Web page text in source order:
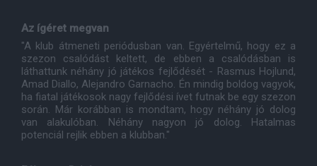
Az ígéret megvan
"A klub átmeneti periódusban van. Egyértelmű, hogy ez a
szezon csalódást keltett, de ebben a csalódásban is
láthattunk néhány jó játékos fejlődését - Rasmus Hojlund,
Amad Diallo, Alejandro Garnacho. Én mindig boldog vagyok,
ha fiatal játékosok nagy fejlődési ívet futnak be egy szezon
során. Már korábban is mondtam, hogy néhány jó dolog
van alakulóban. Néhány nagyon jó dolog. Hatalmas
potenciál rejlik ebben a klubban."